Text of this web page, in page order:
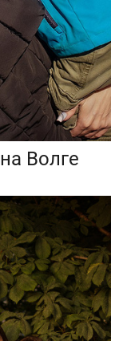
Волге